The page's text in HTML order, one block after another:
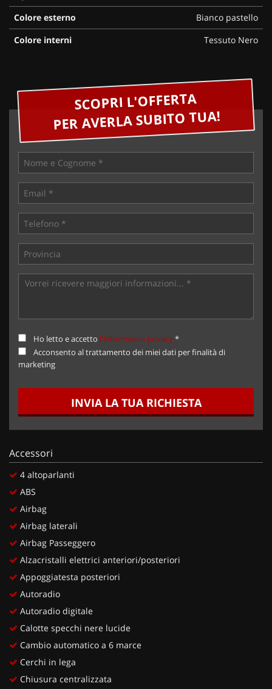
Colore esterno
Bianco pastello
Colore interni
Tessuto Nero
SCOPRI L'OFFERTA
PER AVERLA SUBITO TUA!
Ho letto e accetto l'informativa privacy*
Acconsento al trattamento dei miei dati per finalità di
marketing
INVIA LA TUA RICHIESTA
Accessori
4 altoparlanti
ABS
Airbag
Airbag laterali
Airbag Passeggero
Alzacristalli elettrici anteriori/posteriori
Appoggiatesta posteriori
Autoradio
Autoradio digitale
Calotte specchi nere lucide
Cambio automatico a 6 marce
Cerchi in lega
Chiusura centralizzata